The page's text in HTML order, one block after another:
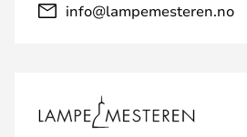
info@lampemesteren.no